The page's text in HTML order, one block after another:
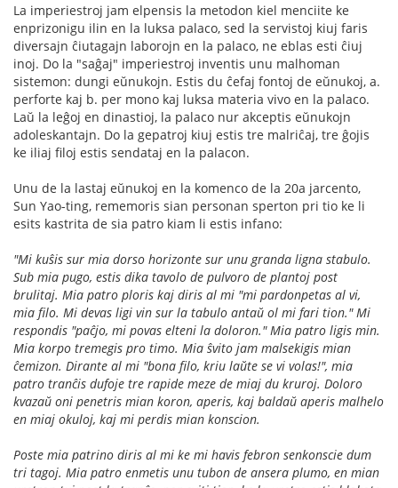
La imperiestroj jam elpensis la metodon kiel menciite ke
enprizonigu ilin en la luksa palaco, sed la servistoj kiuj faris
diversajn ĉiutagajn laborojn en la palaco, ne eblas esti ĉiuj
inoj. Do la "saĝaj" imperiestroj inventis unu malhoman
sistemon: dungi eŭnukojn. Estis du ĉefaj fontoj de eŭnukoj, a.
perforte kaj b. per mono kaj luksa materia vivo en la palaco.
Laŭ la leĝoj en dinastioj, la palaco nur akceptis eŭnukojn
adoleskantajn. Do la gepatroj kiuj estis tre malriĉaj, tre ĝojis
ke iliaj filoj estis sendataj en la palacon.
Unu de la lastaj eŭnukoj en la komenco de la 20a jarcento,
Sun Yao-ting, rememoris sian personan sperton pri tio ke li
esits kastrita de sia patro kiam li estis infano:
"Mi kuŝis sur mia dorso horizonte sur unu granda ligna stabulo.
Sub mia pugo, estis dika tavolo de pulvoro de plantoj post
brulitaj. Mia patro ploris kaj diris al mi "mi pardonpetas al vi,
mia filo. Mi devas ligi vin sur la tabulo antaŭ ol mi fari tion." Mi
respondis "paĉjo, mi povas elteni la doloron." Mia patro ligis min.
Mia korpo tremegis pro timo. Mia ŝvito jam malsekigis mian
ĉemizon. Dirante al mi "bona filo, kriu laŭte se vi volas!", mia
patro tranĉis dufoje tre rapide meze de miaj du kruroj. Doloro
kvazaŭ oni penetris mian koron, aperis, kaj baldaŭ aperis malhelo
en miaj okuloj, kaj mi perdis mian konscion.
Poste mia patrino diris al mi ke mi havis febron senkonscie dum
tri tagoj. Mia patro enmetis unu tubon de ansera plumo, en mian